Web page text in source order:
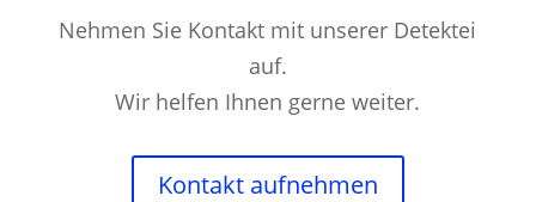
Nehmen Sie Kontakt mit unserer Detektei
auf.
Wir helfen Ihnen gerne weiter.
Kontakt aufnehmen